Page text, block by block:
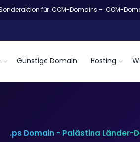
für .COM-Domains – .COM-
Günstige Domain Hosting
.ps Domain - Palästina Länder-